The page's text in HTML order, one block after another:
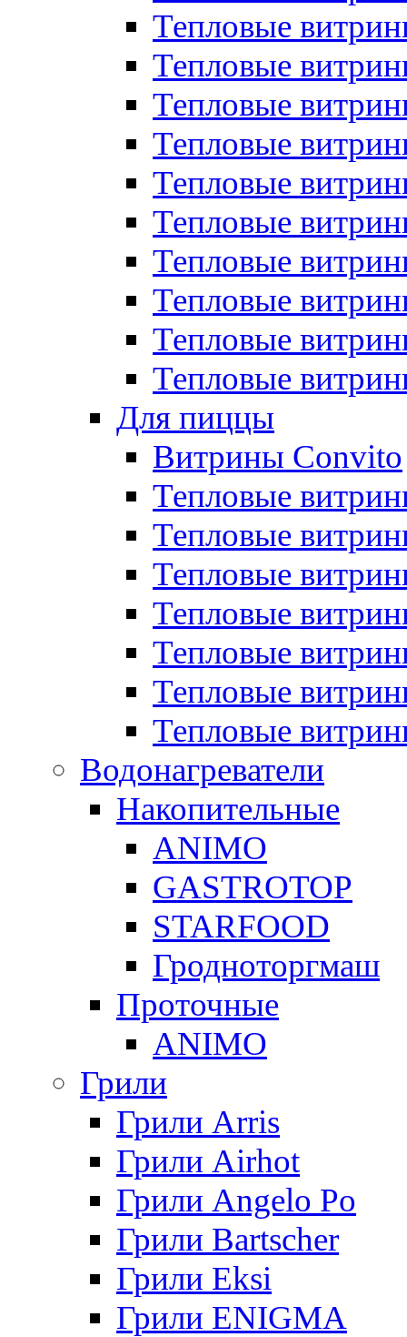
Тепловые
Тепловые
Тепловые
Тепловые
Тепловые
Тепловые
Тепловые
Тепловые
Тепловые
Тепловые
Для пиццы
Витрины Convito
Тепловые
Тепловые
Тепловые
Тепловые
Тепловые
Тепловые
Тепловые
Водонагреватели
Накопительные
ANIMO
GASTROTOP
STARFOOD
Гродноторгмаш
Проточные
ANIMO
Грили
Грили Arris
Грили Airhot
Грили Angelo Po
Грили Bartscher
Грили Eksi
Грили ENIGMA